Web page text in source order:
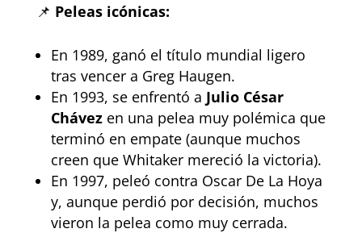
📌 Peleas icónicas:
En 1989, ganó el título mundial ligero
tras vencer a Greg Haugen.
En 1993, se enfrentó a Julio César
Chávezen una pelea muy polémica que
terminó en empate (aunque muchos
creen que Whitaker mereció la victoria).
En 1997, peleó contra Oscar De La Hoya
y, aunque perdió por decisión, muchos
vieron la pelea como muy cerrada.